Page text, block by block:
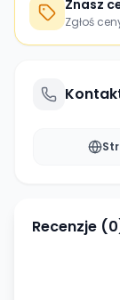
Znasz
Zgłoś
Recenzje (0